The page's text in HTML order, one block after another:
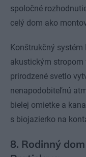
spoločné
celý dom ako
Konštrukčný
akustickým stropom
prirodzené svetlo
nenapodobiteľnú
bielej omietke a
s biojazierko na
8. Rodinný